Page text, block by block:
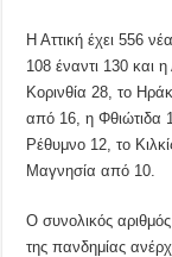
Η Αττική έχει 556
108 έναντι 130 και
Κορινθία 28, το
από 16, η Φθιώτιδα
Ρέθυμνο 12, το
Μαγνησία από 10.
Ο συνολικός
της πανδημίας